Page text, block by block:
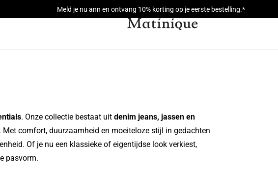
Meld je nu ann en ontvang 10% korting op je eerste bestelling.*
. Onze collectie bestaat uit denim jeans, jassen en
Met comfort, duurzaamheid en moeiteloze stijl in gedachten
Of je nu een klassieke of eigentijdse look verkiest,
pasvorm.